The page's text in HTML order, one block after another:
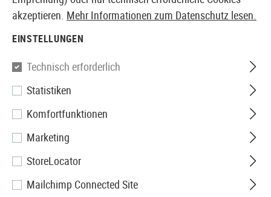
Tokyo Marui
Desert Warrior GBB
akzeptieren. Mehr Informationen zum Datenschutz lesen.
EINSTELLUNGEN
Technisch erforderlich
Statistiken
Komfortfunktionen
Marketing
StoreLocator
Mailchimp Connected Site